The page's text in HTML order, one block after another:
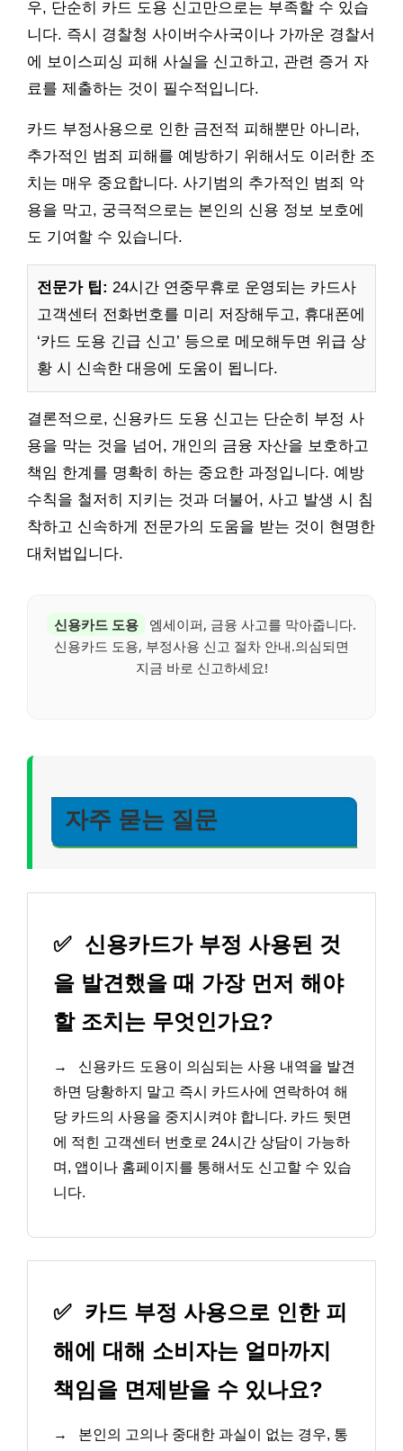
우, 단순히 카드 도용 신고만으로는 부족할 수 있습
니다. 즉시 경찰청 사이버수사국이나 가까운 경찰서
에 보이스피싱 피해 사실을 신고하고, 관련 증거 자
료를 제출하는 것이 필수적입니다.
카드 부정사용으로 인한 금전적 피해뿐만 아니라,
추가적인 범죄 피해를 예방하기 위해서도 이러한 조
치는 매우 중요합니다. 사기범의 추가적인 범죄 악
용을 막고, 궁극적으로는 본인의 신용 정보 보호에
도 기여할 수 있습니다.
전문가 팁: 24시간 연중무휴로 운영되는 카드사
고객센터 전화번호를 미리 저장해두고, 휴대폰에
‘카드 도용 긴급 신고’ 등으로 메모해두면 위급 상
황 시 신속한 대응에 도움이 됩니다.
결론적으로, 신용카드 도용 신고는 단순히 부정 사
용을 막는 것을 넘어, 개인의 금융 자산을 보호하고
책임 한계를 명확히 하는 중요한 과정입니다. 예방
수칙을 철저히 지키는 것과 더불어, 사고 발생 시 침
착하고 신속하게 전문가의 도움을 받는 것이 현명한
대처법입니다.
신용카드 도용
엠세이퍼, 금융 사고를 막아줍니다.
신용카드 도용, 부정사용 신고 절차 안내.의심되면
지금 바로 신고하세요!
자주 묻는 질문
✅ 신용카드가 부정 사용된 것
을 발견했을 때 가장 먼저 해야
할 조치는 무엇인가요?
→
신용카드 도용이 의심되는 사용 내역을 발견
하면 당황하지 말고 즉시 카드사에 연락하여 해
당 카드의 사용을 중지시켜야 합니다. 카드 뒷면
에 적힌 고객센터 번호로 24시간 상담이 가능하
며, 앱이나 홈페이지를 통해서도 신고할 수 있습
니다.
✅ 카드 부정 사용으로 인한 피
해에 대해 소비자는 얼마까지
책임을 면제받을 수 있나요?
→
본인의 고의나 중대한 과실이 없는 경우, 통